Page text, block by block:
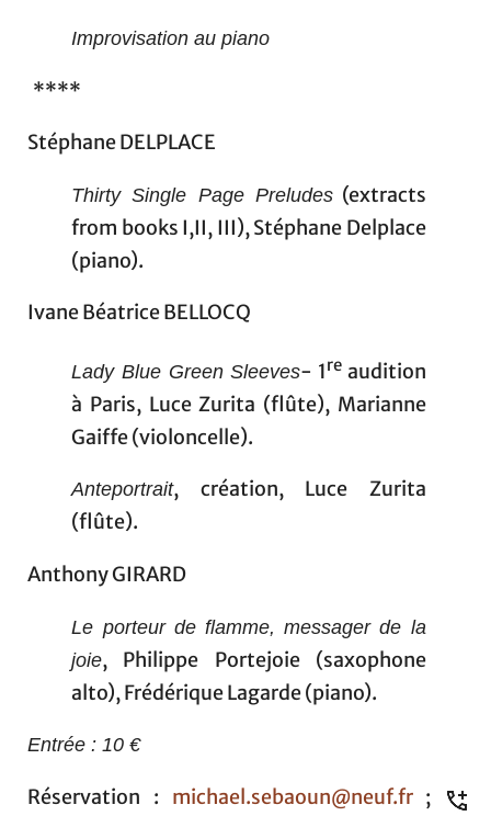
Improvisation au piano
****
Stéphane DELPLACE
Thirty Single Page Preludes(extracts
from books I,II, III), Stéphane Delplace
(piano).
Ivane Béatrice BELLOCQ
Lady Blue Green Sleeves- 1reaudition
à Paris, Luce Zurita (flûte), Marianne
Gaiffe (violoncelle).
Anteportrait, création, Luce Zurita
(flûte).
Anthony GIRARD
Le porteur de flamme, messager de la
joie, Philippe Portejoie (saxophone
alto), Frédérique Lagarde (piano).
Entrée : 10 €
Réservation : michael.sebaoun@neuf.fr;